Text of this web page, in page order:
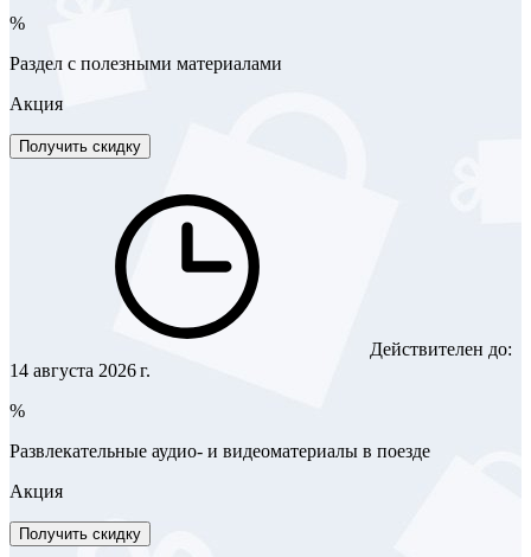
%
Раздел с полезными материалами
Акция
Получить скидку
Действителен до:
14 августа 2026 г.
%
Развлекательные аудио- и видеоматериалы в поезде
Акция
Получить скидку